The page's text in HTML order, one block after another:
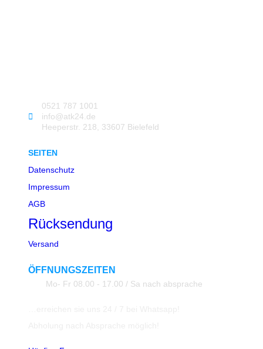
0521 787 1001
info@atk24.de
Heeperstr. 218, 33607 Bielefeld
SEITEN
Datenschutz
Impressum
AGB
Rücksendung
Versand
ÖFFNUNGSZEITEN
Mo- Fr 08.00 - 17.00 / Sa nach absprache